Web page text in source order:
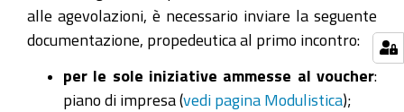
alle agevolazioni, è necessario inviare la seguente
documentazione, propedeutica al primo incontro:
per le sole iniziative ammesse al voucher:
piano di impresa (vedi pagina Modulistica);